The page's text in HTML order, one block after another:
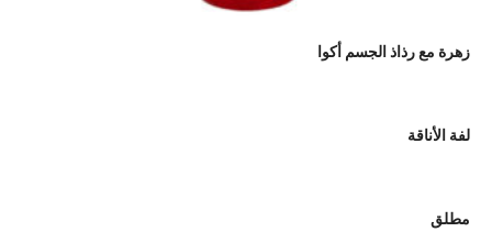
زهرة مع رذاذ الجسم أكوا
لفة الأناقة
مطلق